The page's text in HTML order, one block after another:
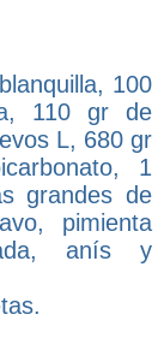
100
110 gr de
L, 680 gr
1
grandes de
pimienta
anís y